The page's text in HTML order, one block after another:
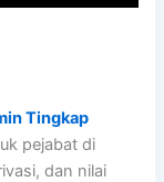
Tingkap
pejabat di
dan nilai